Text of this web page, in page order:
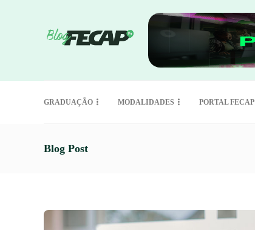
GRADUAÇÃO MODALIDADES PORTAL FECAP
Blog Post